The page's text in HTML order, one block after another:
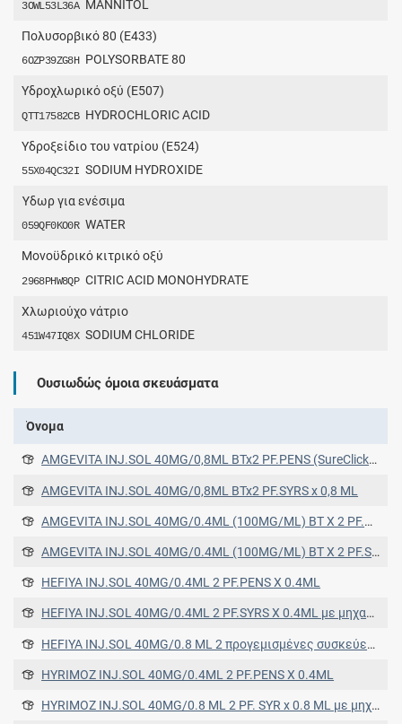
3OWL53L36A MANNITOL
Πολυσορβικό 80 (E433)
6OZP39ZG8H POLYSORBATE 80
Υδροχλωρικό οξύ (E507)
QTT17582CB HYDROCHLORIC ACID
Υδροξείδιο του νατρίου (E524)
55X04QC32I SODIUM HYDROXIDE
Ύδωρ για ενέσιμα
059QF0KO0R WATER
Μονοϋδρικό κιτρικό οξύ
2968PHW8QP CITRIC ACID MONOHYDRATE
Χλωριούχο νάτριο
451W47IQ8X SODIUM CHLORIDE
Ουσιωδώς όμοια σκευάσματα
Όνομα
AMGEVITA INJ.SOL 40MG/0,8ML BTx2 PF.PENS (SureClick) x 0,8 ML
AMGEVITA INJ.SOL 40MG/0,8ML BTx2 PF.SYRS x 0,8 ML
AMGEVITA INJ.SOL 40MG/0.4ML (100MG/ML) BT X 2 PF.PENS (GLASS) X 0.4ML (SureClick)
AMGEVITA INJ.SOL 40MG/0.4ML (100MG/ML) BT X 2 PF.SYRS (GLASS) X 0.4ML
HEFIYA INJ.SOL 40MG/0.4ML 2 PF.PENS X 0.4ML
HEFIYA INJ.SOL 40MG/0.4ML 2 PF.SYRS X 0.4ML με μηχανισμό προστασίας βελόνας
HEFIYA INJ.SOL 40MG/0.8 ML 2 προγεμισμένες συσκεύες τύπου πένας x 0.8 ML
HYRIMOZ INJ.SOL 40MG/0.4ML 2 PF.PENS X 0.4ML
HYRIMOZ INJ.SOL 40MG/0.8 ML 2 PF. SYR x 0.8 ML με μηχανισμό προστασίας βελόνας